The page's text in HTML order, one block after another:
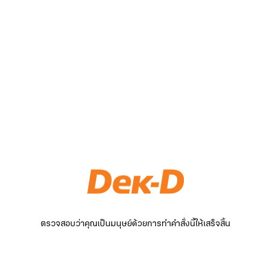
ตรวจสอบว่าคุณเป็นมนุษย์ด้วยการทำคำสั่งนี้ให้เสร็จสิ้น